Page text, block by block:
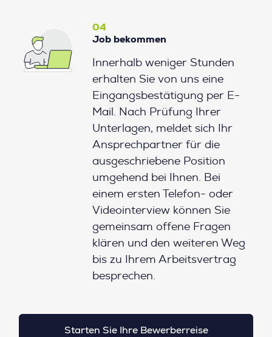
04
Job bekommen
Innerhalb weniger Stunden
erhalten Sie von uns eine
Eingangsbestätigung per E-
Mail. Nach Prüfung Ihrer
Unterlagen, meldet sich Ihr
Ansprechpartner für die
ausgeschriebene Position
umgehend bei Ihnen. Bei
einem ersten Telefon- oder
Videointerview können Sie
gemeinsam offene Fragen
klären und den weiteren Weg
bis zu Ihrem Arbeitsvertrag
besprechen.
Starten Sie Ihre Bewerberreise